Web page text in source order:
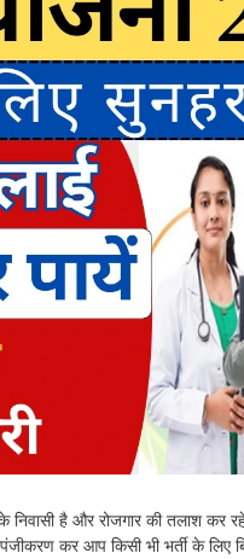
निवासी है और रोजगार की तलाश कर
कर आप किसी भी भर्ती के